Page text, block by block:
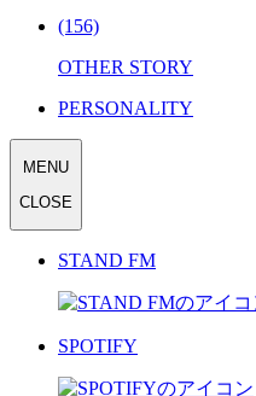
(156)
OTHER STORY
PERSONALITY
MENU
CLOSE
STAND FM
SPOTIFY